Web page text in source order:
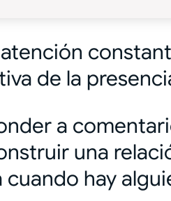
de la
a
una
hay